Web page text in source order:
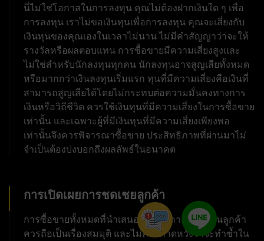
นี่ไม่ใช่โอกาสในการลงทุน คุณไม่ต้องฝากเงินใด ๆ เพื่อ
การลงทุน เราไม่ขอเงินทุนเพื่อการลงทุน คุณจะเสี่ยงกับ
เงินทุนของคุณเองในเวลาไม่นาน ไม่มีคำสัญญาว่าจะให้
รางวัลหรือผลตอบแทน การซื้อขายมีความเสี่ยงสูงและ
ไม่ใช่สำหรับนักลงทุนทุกคน นักลงทุนอาจสูญเสียทั้งหมด
หรือมากกว่าเงินลงทุนเริ่มแรก ทุนที่มีความเสี่ยงคือเงินที่
สามารถสูญเสียได้โดยไม่กระทบต่อความมั่นคงทางการ
เงินหรือวิถีชีวิต ควรใช้เงินทุนที่มีความเสี่ยงในการซื้อขาย
เท่านั้น และเฉพาะผู้ที่มีเงินทุนที่มีความเสี่ยงเพียงพอ
เท่านั้นจึงควรพิจารณาซื้อขาย ประสิทธิภาพที่ผ่านมาไม่
จำเป็นต้องบ่งบอกถึงผลลัพธ์ในอนาคต
การเปิดเผยการชดเชยลูกค้า
การซื้อขายทั้งหมดที่นำเสนอเพื่อเป็นการตอบแทนลูกค้า
ควรถือเป็นเรื่องสมมุติ และไม่ควรคาดหวังว่าจะทำซ้ำใน